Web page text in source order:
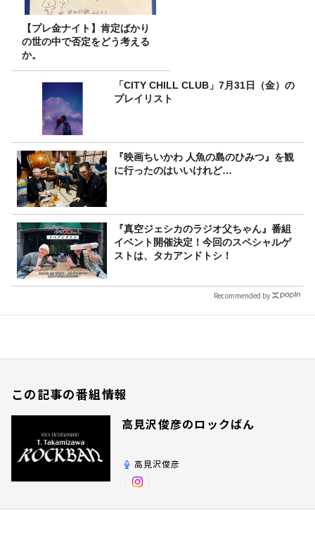
【プレ金ナイト】肯定ばかり
の世の中で否定をどう考える
か。
「CITY CHILL CLUB」7月31日（金）の
プレイリスト
『映画ちいかわ 人魚の島のひみつ』を観
に行ったのはいいけれど…
『真空ジェシカのラジオ父ちゃん』番組
イベント開催決定！今回のスペシャルゲ
ストは、タカアンドトシ！
Recommended by
この記事の番組情報
高見沢俊彦のロックばん
高見沢俊彦